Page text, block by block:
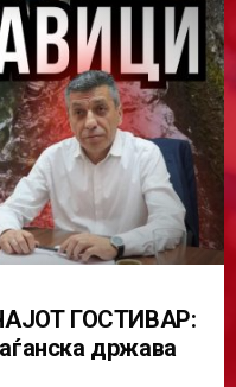
ГОСТИВАР:
држава